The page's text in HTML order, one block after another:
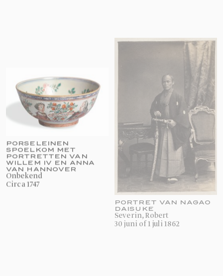
SPOELKOM MET
PORTRETTEN VAN
WILLEM IV EN ANNA
VAN HANNOVER
onbekend
circa 1747
DAISUKE
Severin, Robert
30 juni of 1 juli 1862